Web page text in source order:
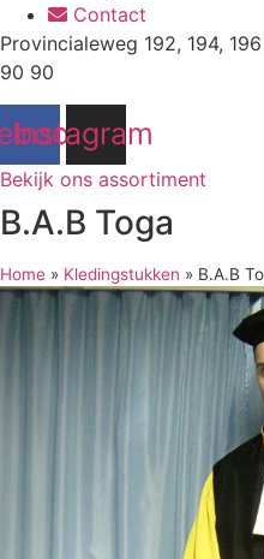
Contact
Provincialeweg 192, 194,
90 90
Instagram
Bekijk ons assortiment
B.A.B Toga
Home » Kledingstukken » B.A.B